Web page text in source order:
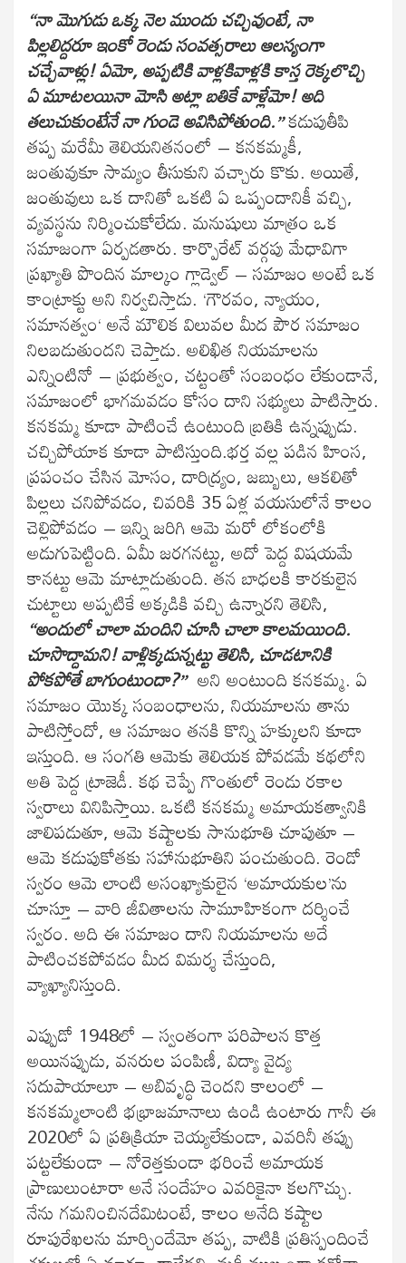
“నా మొగుడు ఒక్క నెల ముందు చచ్చివుంటే, నా
పిల్లలిద్దరూ ఇంకో రెండు సంవత్సరాలు ఆలస్యంగా
చచ్చేవాళ్లు! ఏమో, అప్పటికి వాళ్లకివాళ్లకి కాస్త రెక్కలొచ్చి
ఏ మూటలయినా మోసి అట్లా బతికే వాళ్లేమో! అది
తలుచుకుంటేనే నా గుండె అవిసిపోతుంది.”కడుపుతీపి
తప్ప మరేమీ తెలియనితనంలో – కనకమ్మకీ,
జంతువుకూ సామ్యం తీసుకుని వచ్చారు కొకు. అయితే,
జంతువులు ఒక దానితో ఒకటి ఏ ఒప్పందానికీ వచ్చి,
వ్యవస్థను నిర్మించుకోలేదు. మనుషులు మాత్రం ఒక
సమాజంగా ఏర్పడతారు. కార్పొరేట్ వర్గపు మేధావిగా
ప్రఖ్యాతి పొందిన మాల్కం గ్లాడ్వెల్ – సమాజం అంటే ఒక
కాంట్రాక్టు అని నిర్వచిస్తాడు. ‘గౌరవం, న్యాయం,
సమానత్వం‘ అనే మౌలిక విలువల మీద పౌర సమాజం
నిలబడుతుందని చెప్తాడు. అలిఖిత నియమాలను
ఎన్నింటినో – ప్రభుత్వం, చట్టంతో సంబంధం లేకుండానే,
సమాజంలో భాగమవడం కోసం దాని సభ్యులు పాటిస్తారు.
కనకమ్మ కూడా పాటించే ఉంటుంది బ్రతికి ఉన్నప్పుడు.
చచ్చిపోయాక కూడా పాటిస్తుంది.భర్త వల్ల పడిన హింస,
ప్రపంచం చేసిన మోసం, దారిద్ర్యం, జబ్బులు, ఆకలితో
పిల్లలు చనిపోవడం, చివరికి 35 ఏళ్ల వయసులోనే కాలం
చెల్లిపోవడం – ఇన్ని జరిగి ఆమె మరో లోకంలోకి
అడుగుపెట్టింది. ఏమీ జరగనట్టు, అదో పెద్ద విషయమే
కానట్టు ఆమె మాట్లాడుతుంది. తన బాధలకి కారకులైన
చుట్టాలు అప్పటికే అక్కడికి వచ్చి ఉన్నారని తెలిసి,
“అందులో చాలా మందిని చూసి చాలా కాలమయింది.
చూసొద్దామని! వాళ్లిక్కడున్నట్టు తెలిసి, చూడటానికి
పోకపోతే బాగుంటుందా?”అని అంటుంది కనకమ్మ. ఏ
సమాజం యొక్క సంబంధాలను, నియమాలను తాను
పాటిస్తోందో, ఆ సమాజం తనకి కొన్ని హక్కులని కూడా
ఇస్తుంది. ఆ సంగతి ఆమెకు తెలియక పోవడమే కథలోని
అతి పెద్ద ట్రాజెడీ. కథ చెప్పే గొంతులో రెండు రకాల
స్వరాలు వినిపిస్తాయి. ఒకటి కనకమ్మ అమాయకత్వానికి
జాలిపడుతూ, ఆమె కష్టాలకు సానుభూతి చూపుతూ –
ఆమె కడుపుకోతకు సహానుభూతిని పంచుతుంది. రెండో
స్వరం ఆమె లాంటి అసంఖ్యాకులైన ‘అమాయకుల’ను
చూస్తూ – వారి జీవితాలను సామూహికంగా దర్శించే
స్వరం. అది ఈ సమాజం దాని నియమాలను అదే
పాటించకపోవడం మీద విమర్శ చేస్తుంది,
వ్యాఖ్యానిస్తుంది.
ఎప్పుడో 1948లో – స్వంతంగా పరిపాలన కొత్త
అయినప్పుడు, వనరుల పంపిణీ, విద్యా వైద్య
సదుపాయాలూ – అబివృద్ధి చెందని కాలంలో –
కనకమ్మలాంటి భభ్రాజమానాలు ఉండి ఉంటారు గానీ ఈ
2020లో ఏ ప్రతిక్రియా చెయ్యలేకుండా, ఎవరినీ తప్పు
పట్టలేకుండా – నోరెత్తకుండా భరించే అమాయక
ప్రాణులుంటారా అనే సందేహం ఎవరికైనా కలగొచ్చు.
నేను గమనించినదేమిటంటే, కాలం అనేది కష్టాల
రూపురేఖలను మార్చిందేమో తప్ప, వాటికి ప్రతిస్పందించే